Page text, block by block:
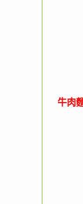
牛肉